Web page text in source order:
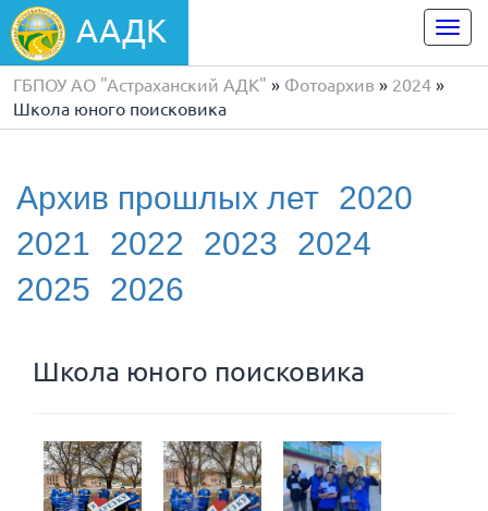
ААДК
ГБПОУ АО "Астраханский АДК" » Фотоархив » 2024 »
Школа юного поисковика
Архив прошлых лет 2020
2021
2022 2023
2024
2025
2026
Школа юного поисковика